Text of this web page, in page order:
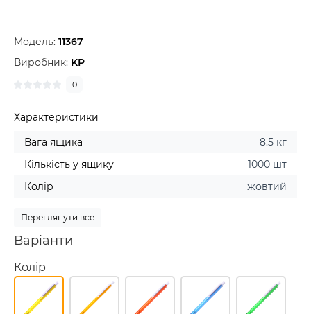
Модель: 11367
Виробник: KP
0
Характеристики
Вага ящика
8.5 кг
Кількість у ящику
1000 шт
Колір
жовтий
Переглянути все
Варіанти
Колір